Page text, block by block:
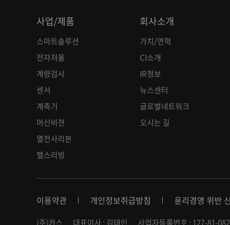
사업/제품
스마트솔루션
전자저울
계량검사
센서
계측기
머신비젼
열전사리본
헬스리빙
회사소개
가치/연혁
CI소개
IR정보
뉴스센터
글로벌네트워크
오시는 길
이용약관 개인정보취급방침 윤리경영 위반
(주)카스 대표이사 : 김태인 사업자등록번호 : 127-81-